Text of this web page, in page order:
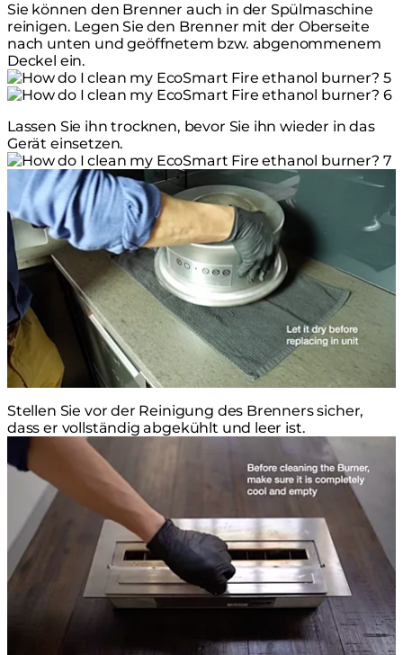
Sie können den Brenner auch in der Spülmaschine
reinigen. Legen Sie den Brenner mit der Oberseite
nach unten und geöffnetem bzw. abgenommenem
Deckel ein.
Lassen Sie ihn trocknen, bevor Sie ihn wieder in das
Gerät einsetzen.
Stellen Sie vor der Reinigung des Brenners sicher,
dass er vollständig abgekühlt und leer ist.